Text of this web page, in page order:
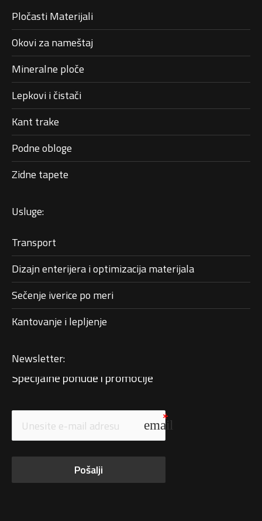
Pločasti Materijali
Okovi za nameštaj
Mineralne ploče
Lepkovi i čistači
Kant trake
Podne obloge
Zidne tapete
Usluge:
Transport
Dizajn enterijera i optimizacija materijala
Sečenje iverice po meri
Kantovanje i lepljenje
Newsletter:
Specijalne ponude i promocije
email
Pošalji